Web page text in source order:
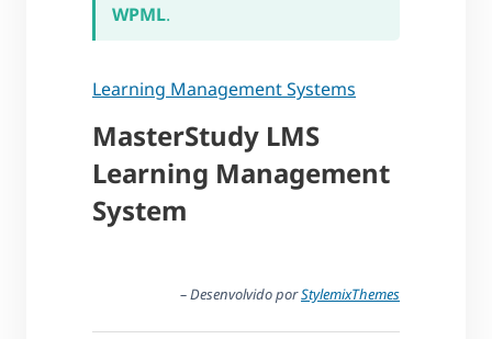
WPML.
Learning Management Systems
MasterStudy LMS
Learning Management
System
– Desenvolvido porStylemixThemes